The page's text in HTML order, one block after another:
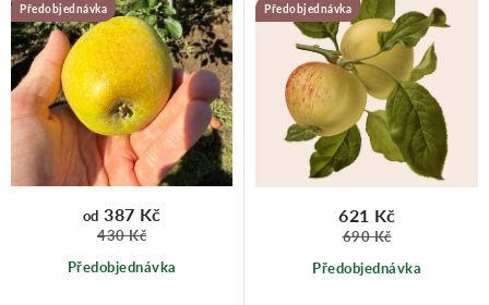
r
o
d
p
r
o
Předobjednávka
Předobjednávka
od 387 Kč
430 Kč
Předobjednávka
Předobjednávka
621 Kč
690 Kč